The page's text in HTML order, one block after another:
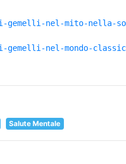
gemelli-nel-mito-nella-
nel-mondo-
Salute Mentale